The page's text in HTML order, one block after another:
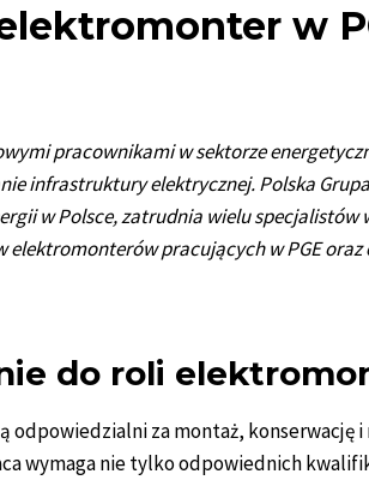
w
pracownikami w sektorze
infrastruktury elektrycznej. Polska
w Polsce, zatrudnia wielu specjalistów
elektromonterów pracujących w PGE
do roli
odpowiedzialni za montaż, konserwację
wymaga nie tylko odpowiednich